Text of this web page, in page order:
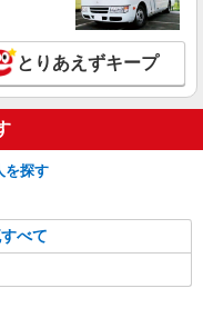
とりあえずキープ
を探す
べて